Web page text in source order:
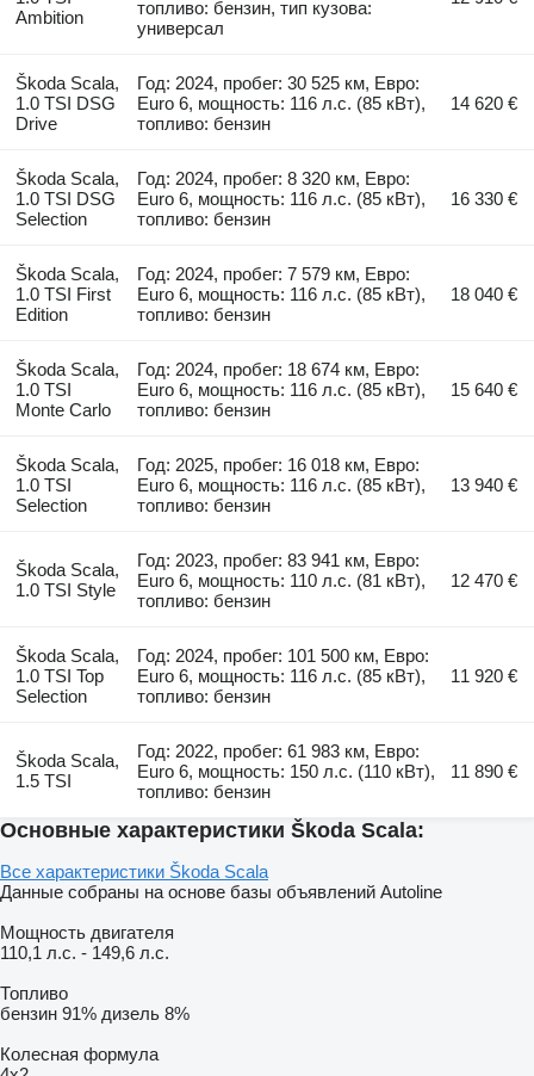
Ambition
топливо: бензин, тип кузова:
универсал
Škoda Scala,
1.0 TSI DSG
Drive
Год: 2024, пробег: 30 525 км, Евро:
Euro 6, мощность: 116 л.с. (85 кВт),
топливо: бензин
14 620 €
Škoda Scala,
1.0 TSI DSG
Selection
Год: 2024, пробег: 8 320 км, Евро:
Euro 6, мощность: 116 л.с. (85 кВт),
топливо: бензин
16 330 €
Škoda Scala,
1.0 TSI First
Edition
Год: 2024, пробег: 7 579 км, Евро:
Euro 6, мощность: 116 л.с. (85 кВт),
топливо: бензин
18 040 €
Škoda Scala,
1.0 TSI
Monte Carlo
Год: 2024, пробег: 18 674 км, Евро:
Euro 6, мощность: 116 л.с. (85 кВт),
топливо: бензин
15 640 €
Škoda Scala,
1.0 TSI
Selection
Год: 2025, пробег: 16 018 км, Евро:
Euro 6, мощность: 116 л.с. (85 кВт),
топливо: бензин
13 940 €
Škoda Scala,
1.0 TSI Style
Год: 2023, пробег: 83 941 км, Евро:
Euro 6, мощность: 110 л.с. (81 кВт),
топливо: бензин
12 470 €
Škoda Scala,
1.0 TSI Top
Selection
Год: 2024, пробег: 101 500 км, Евро:
Euro 6, мощность: 116 л.с. (85 кВт),
топливо: бензин
11 920 €
Škoda Scala,
1.5 TSI
Год: 2022, пробег: 61 983 км, Евро:
Euro 6, мощность: 150 л.с. (110 кВт),
топливо: бензин
11 890 €
Основные характеристики Škoda Scala:
Все характеристики Škoda Scala
Данные собраны на основе базы объявлений Autoline
Мощность двигателя
110,1 л.с. - 149,6 л.с.
Топливо
бензин 91% дизель 8%
Колесная формула